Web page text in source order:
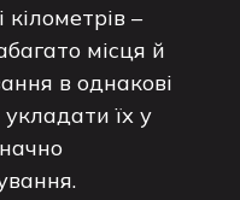
–
місця й
в однакові
їх у